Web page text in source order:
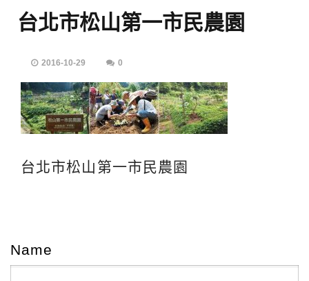
台北市松山第一市民農園
2016-10-29 0
台北市松山第一市民農園
Name